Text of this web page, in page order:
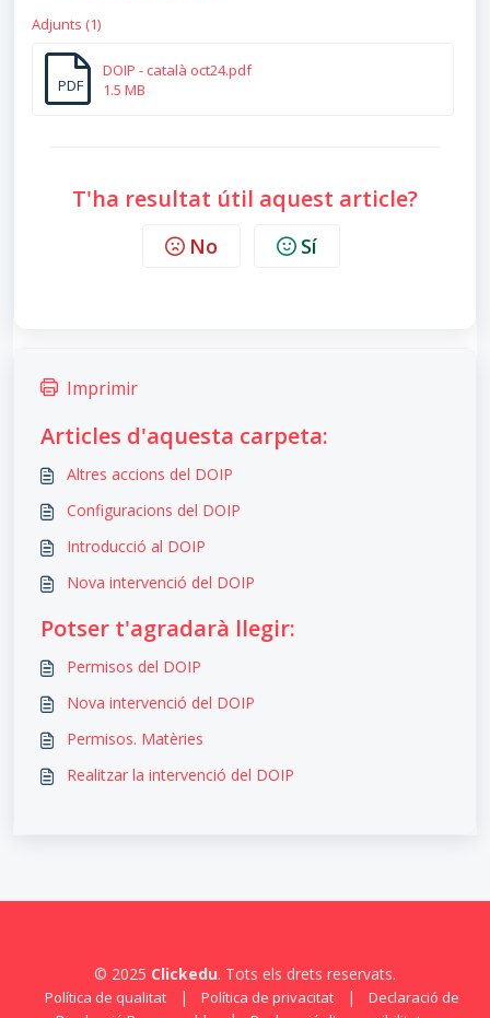
Adjunts (1)
PDF
DOIP - català oct24.pdf
1.5 MB
T'ha resultat útil aquest article?
No Sí
Imprimir
Articles d'aquesta carpeta:
Altres accions del DOIP
Configuracions del DOIP
Introducció al DOIP
Nova intervenció del DOIP
Potser t'agradarà llegir:
Permisos del DOIP
Nova intervenció del DOIP
Permisos. Matèries
Realitzar la intervenció del DOIP
© 2025 Clickedu. Tots els drets reservats.
Política de qualitat | Política de privacitat |
Declaració de